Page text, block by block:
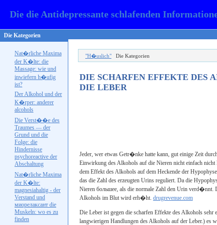
Die die Antidepressante schlafenden
Die Kategorien
Nat�rliche Maxima
der K�lte: die
Massage: wie und
inwiefern h�ufig
ist?
Der Alkohol und der
K�rper: anderer
alcohols
Die Verst��e des
Traumes — der
Grund und die
Folge: die
Hindernisse
psychoreactive der
Abschaltung
Nat�rliche Maxima
der K�lte:
magnesiahaltig - der
Verstand und
миорелаксант die
Muskeln: wo es zu
finden
"H�uslich" Die Kategorien
DIE SCHARFEN EFFEKTE DES
DIE LEBER
Jeder, wer etwas Getr�nke hatte kann, gut einige Zeit
Einwirkung des Alkohols auf die Nieren nicht einfach
dem Effekt des Alkohols auf dem Heckende der
das die Zahl des erzeugten Urins reguliert. Da die
Nieren большее, als die normale Zahl den Urin verd�nnt.
Alkohols im Blut wird erh�ht. drugrevenue.com
Die Leber ist gegen die scharfen Effekte des Alkohols
langwierigen Handlungen des Alkohols auf der Leber.) es